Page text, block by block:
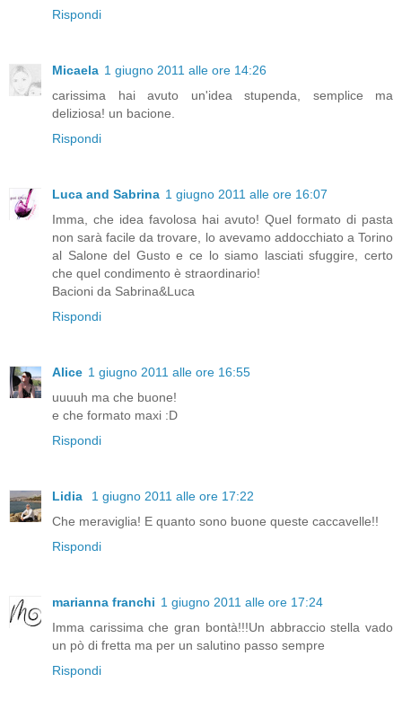
Rispondi
Micaela 1 giugno 2011 alle ore 14:26
carissima hai avuto un'idea stupenda, semplice ma
deliziosa! un bacione.
Rispondi
Luca and Sabrina 1 giugno 2011 alle ore 16:07
Imma, che idea favolosa hai avuto! Quel formato di pasta
non sarà facile da trovare, lo avevamo addocchiato a Torino
al Salone del Gusto e ce lo siamo lasciati sfuggire, certo
che quel condimento è straordinario!
Bacioni da Sabrina&Luca
Rispondi
Alice 1 giugno 2011 alle ore 16:55
uuuuh ma che buone!
e che formato maxi :D
Rispondi
Lidia
1 giugno 2011 alle ore 17:22
Che meraviglia! E quanto sono buone queste caccavelle!!
Rispondi
marianna franchi 1 giugno 2011 alle ore 17:24
Imma carissima che gran bontà!!!Un abbraccio stella vado
un pò di fretta ma per un salutino passo sempre
Rispondi